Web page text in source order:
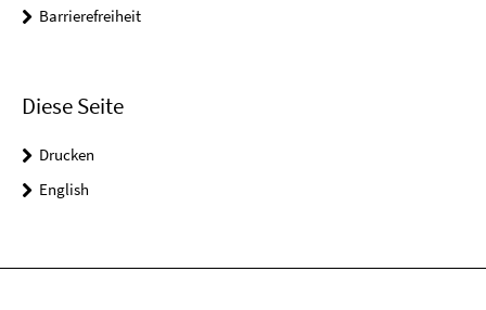
Barrierefreiheit
Diese Seite
Drucken
English